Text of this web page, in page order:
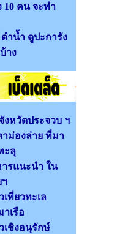
10 คน จะทำ
ำน้ำ ดูปะการัง
าง
หวัดประจวบ ฯ
ม่องล่าย ที่มา
ะลุ
รแนะนำ ใน
ฯ
เที่ยวทะเล
าเรือ
เชิงอนุรักษ์